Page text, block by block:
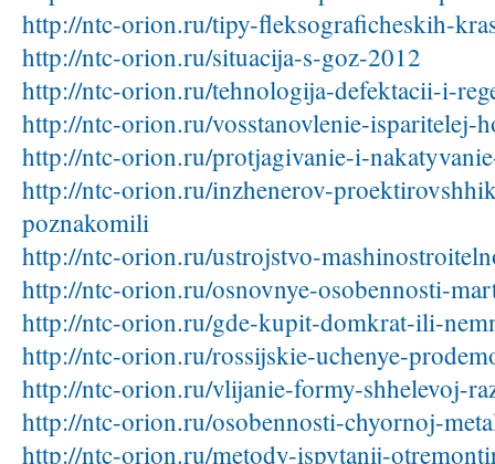
http://ntc-orion.ru/tipy-fleksograficheskih-
http://ntc-orion.ru/situacija-s-goz-2012
http://ntc-orion.ru/tehnologija-defektacii-i-
http://ntc-orion.ru/vosstanovlenie-isparitelej-
http://ntc-orion.ru/protjagivanie-i-
http://ntc-orion.ru/inzhenerov-
poznakomili
http://ntc-orion.ru/ustrojstvo-
http://ntc-orion.ru/osnovnye-osobennosti-
http://ntc-orion.ru/gde-kupit-domkrat-ili-
http://ntc-orion.ru/rossijskie-uchenye-
http://ntc-orion.ru/vlijanie-formy-shhelevoj-
http://ntc-orion.ru/osobennosti-chyornoj-
http://ntc-orion.ru/metody-ispytanij-